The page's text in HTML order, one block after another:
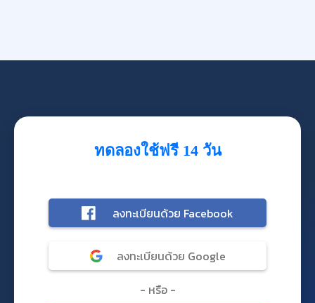
ทดลองใช้ฟรี 14 วัน